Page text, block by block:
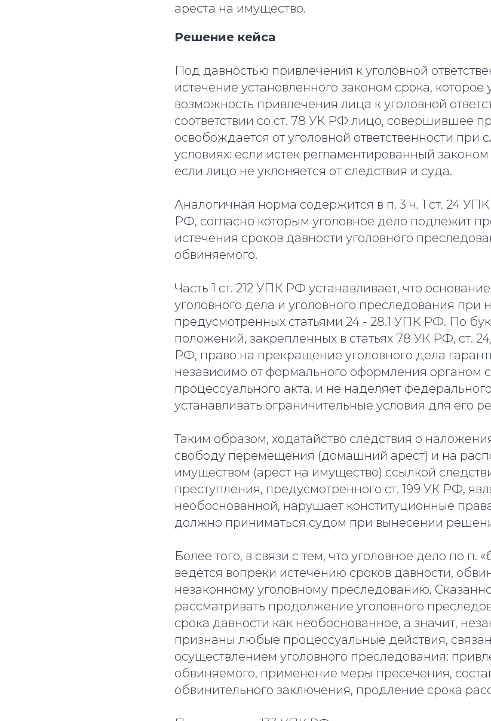
ареста на имущество.
Решение кейса
Под давностью привлечения к уголовной
истечение установленного законом срока, которое
возможность привлечения лица к уголовной
соответствии со ст. 78 УК РФ лицо, совершившее
освобождается от уголовной ответственности при
условиях: если истек регламентированный
если лицо не уклоняется от следствия и суда.
Аналогичная норма содержится в п. 3 ч. 1 ст. 24
РФ, согласно которым уголовное дело подлежит
истечения сроков давности уголовного
обвиняемого.
Часть 1 ст. 212 УПК РФ устанавливает, что
уголовного дела и уголовного преследования при
предусмотренных статьями 24 - 28.1 УПК РФ. По
положений, закрепленных в статьях 78 УК РФ, ст.
РФ, право на прекращение уголовного дела
независимо от формального оформления органом
процессуального акта, и не наделяет
устанавливать ограничительные условия для его
Таким образом, ходатайство следствия о
свободу перемещения (домашний арест) и на
имуществом (арест на имущество) ссылкой
преступления, предусмотренного ст. 199 УК РФ,
необоснованной, нарушает конституционные
должно приниматься судом при вынесении
Более того, в связи с тем, что уголовное дело по п.
ведётся вопреки истечению сроков давности,
незаконному уголовному преследованию.
рассматривать продолжение уголовного
срока давности как необоснованное, а значит,
признаны любые процессуальные действия,
осуществлением уголовного преследования:
обвиняемого, применение меры пресечения,
обвинительного заключения, продление срока